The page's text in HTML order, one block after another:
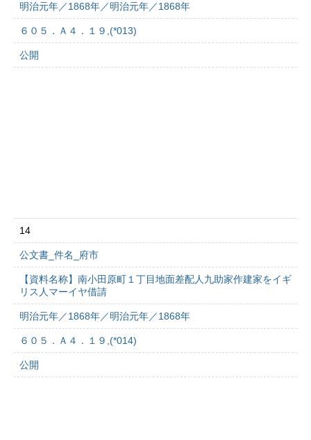
明治元年／1868年／明治元年／1868年
６０５．Ａ４．１９,(*013)
公開
14
公文書_件名_府市
【資料名称】南小田原町１丁目地面差配人九助家作建家をイギ
リス人マーイヤ借請
明治元年／1868年／明治元年／1868年
６０５．Ａ４．１９,(*014)
公開